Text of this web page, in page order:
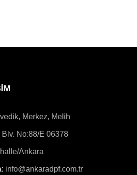
İvedik, Merkez, Melih
Blv. No:88/E 06378
Ankara
info@ankaradpf.com.tr